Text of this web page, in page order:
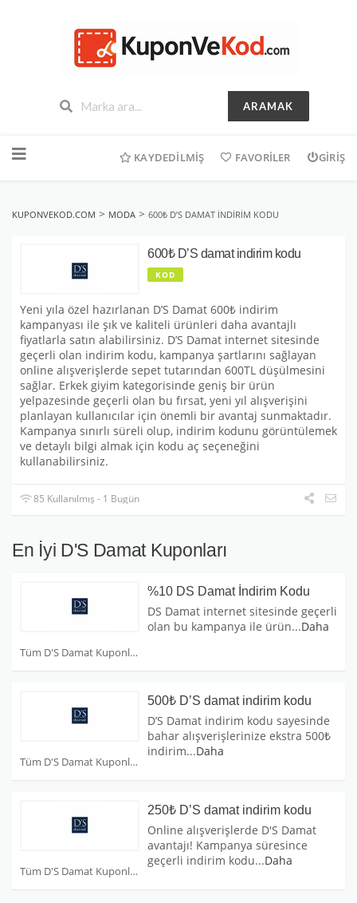
ARAMAK
geç
KAYDEDILMIŞ FAVORILER GIRIŞ
KUPONVEKOD.COM > MODA > 600₺ D’S DAMAT INDIRIM KODU
600₺ D’S damat indirim kodu
KOD
Yeni yıla özel hazırlanan D’S Damat 600₺ indirim
kampanyası ile şık ve kaliteli ürünleri daha avantajlı
fiyatlarla satın alabilirsiniz. D’S Damat internet sitesinde
geçerli olan indirim kodu, kampanya şartlarını sağlayan
online alışverişlerde sepet tutarından 600TL düşülmesini
sağlar. Erkek giyim kategorisinde geniş bir ürün
yelpazesinde geçerli olan bu fırsat, yeni yıl alışverişini
planlayan kullanıcılar için önemli bir avantaj sunmaktadır.
Kampanya sınırlı süreli olup, indirim kodunu görüntülemek
ve detaylı bilgi almak için kodu aç seçeneğini
kullanabilirsiniz.
85 Kullanılmış - 1 Bugün
En İyi D'S Damat Kuponları
Tüm D'S Damat Kuponları
%10 DS Damat İndirim Kodu
DS Damat internet sitesinde geçerli
olan bu kampanya ile ürün...Daha
Tüm D'S Damat Kuponları
500₺ D’S damat indirim kodu
D’S Damat indirim kodu sayesinde
bahar alışverişlerinize ekstra 500₺
indirim...Daha
Tüm D'S Damat Kuponları
250₺ D’S damat indirim kodu
Online alışverişlerde D'S Damat
avantajı! Kampanya süresince
geçerli indirim kodu...Daha